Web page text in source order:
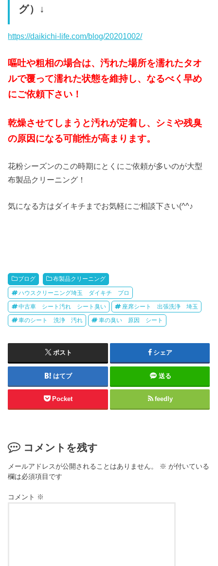
グ）↓
https://daikichi-life.com/blog/20201002/
嘔吐や粗相の場合は、汚れた場所を濡れたタオ
ルで覆って濡れた状態を維持し、なるべく早め
にご依頼下さい！
乾燥させてしまうと汚れが定着し、シミや残臭
の原因になる可能性が高まります。
花粉シーズンのこの時期にとくにご依頼が多いのが大型
布製品クリーニング！
気になる方はダイキチまでお気軽にご相談下さい(^^♪
ブログ 布製品クリーニング
ハウスクリーニング埼玉 ダイキチ プロ
中古車 シート汚れ シート臭い 座席シート 出張洗浄 埼玉
車のシート 洗浄 汚れ 車の臭い 原因 シート
ポスト シェア
はてブ 送る
Pocket feedly
コメントを残す
メールアドレスが公開されることはありません。 ※ が付いている
欄は必須項目です
コメント ※